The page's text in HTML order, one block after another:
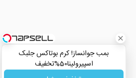
بمب جوانساز! کرم بوتاکس جلبک
اسپیرولینا50%تخفیف